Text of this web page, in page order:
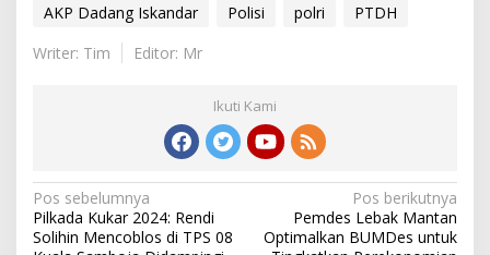
AKP Dadang Iskandar Polisi polri
PTDH
Writer: Tim
Editor: Mr
Ikuti Kami
Navigasi
pos
Pos sebelumnya
Pilkada Kukar 2024: Rendi
Solihin Mencoblos di TPS 08
Pos berikutnya
Pemdes Lebak Mantan
Optimalkan BUMDes untuk